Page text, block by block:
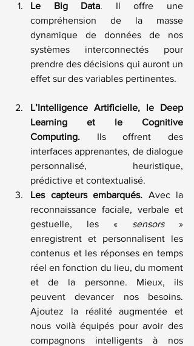
Le Big Data. Il offre une
compréhension de la masse
dynamique de données de nos
systèmes interconnectés pour
prendre des décisions qui auront un
effet sur des variables pertinentes.
L’Intelligence Artificielle, le Deep
Learning et le Cognitive
Computing. Ils offrent des
interfaces apprenantes, de dialogue
personnalisé, heuristique,
prédictive et contextualisé.
Les capteurs embarqués. Avec la
reconnaissance faciale, verbale et
gestuelle, les « sensors »
enregistrent et personnalisent les
contenus et les réponses en temps
réel en fonction du lieu, du moment
et de la personne. Mieux, ils
peuvent devancer nos besoins.
Ajoutez la réalité augmentée et
nous voilà équipés pour avoir des
compagnons intelligents à nos